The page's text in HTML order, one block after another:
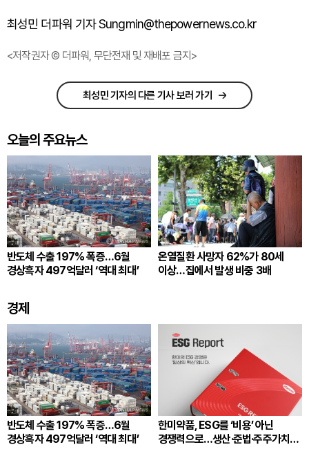
최성민 더파워 기자 Sungmin@thepowernews.co.kr
<저작권자 © 더파워, 무단전재 및 재배포 금지>
최성민 기자의 다른 기사 보러 가기
오늘의 주요뉴스
반도체 수출 197% 폭증…6월
경상흑자 497억달러 ‘역대 최대’
온열질환 사망자 62%가 80세
이상…집에서 발생 비중 3배
경제
반도체 수출 197% 폭증…6월
경상흑자 497억달러 ‘역대 최대’
한미약품, ESG를 ‘비용’ 아닌
경쟁력으로…생산·준법·주주가치